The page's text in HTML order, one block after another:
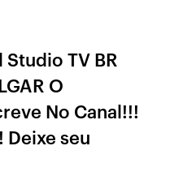
Studio TV BR
O
No Canal!!!
seu